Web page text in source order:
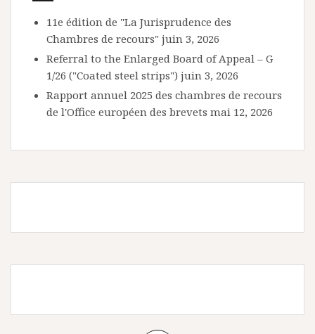
11e édition de "La Jurisprudence des
Chambres de recours" juin 3, 2026
Referral to the Enlarged Board of Appeal – G
1/26 ("Coated steel strips") juin 3, 2026
Rapport annuel 2025 des chambres de recours
de l'Office européen des brevets mai 12, 2026